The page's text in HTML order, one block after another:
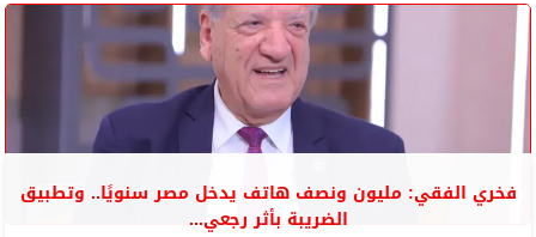
فخري الفقي: مليون ونصف هاتف يدخل مصر سنويًا.. وتطبيق
الضريبة بأثر رجعي...